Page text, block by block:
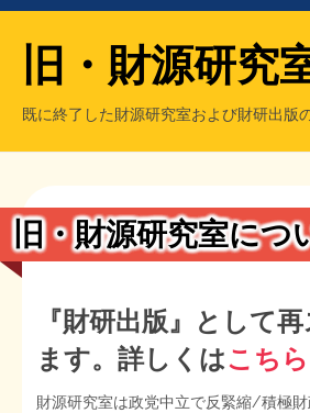
【国の、本当の】財源チラシ／旧・財源研究
もっと知りたい方へ
旧・財源研究
既に終了した財源研究室および財研出版
旧・財源研究室について
チラシ発行部数
旧・財研出版について
旧・財源研究室につ
『財研出版』として
ます。詳しくはこちら
財源研究室は政党中立で反緊縮/積極